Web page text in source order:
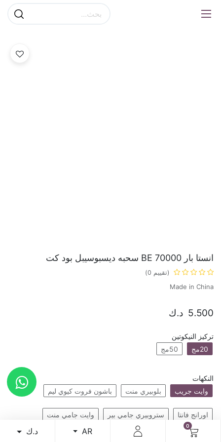
0
AR د.ك
انستا بار BE 70000 سحبه ديسبوسيبل بود كت
(تقييم 0)
Made in China
5.500 د.ك
تركيز النيكوتين
20مج
50مج
النكهات
وايت جريب
بلوبيري منت باشون فروت كيوي ليم
اورانج فانتا ستروبيري جامي بير وايت جامي منت
جريب منت بينك ليمونادا